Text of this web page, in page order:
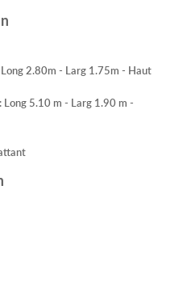
2.80m - Larg 1.75m - Haut
5.10 m - Larg 1.90 m -